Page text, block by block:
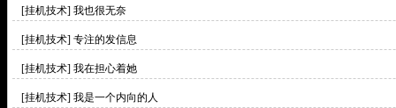
[挂机技术] 我也很无奈
[挂机技术] 专注的发信息
[挂机技术] 我在担心着她
[挂机技术] 我是一个内向的人